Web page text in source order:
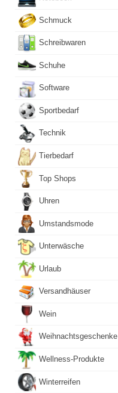
Schmuck
Schreibwaren
Schuhe
Software
Sportbedarf
Technik
Tierbedarf
Top Shops
Uhren
Umstandsmode
Unterwäsche
Urlaub
Versandhäuser
Wein
Weihnachtsgeschenke
Wellness-Produkte
Winterreifen